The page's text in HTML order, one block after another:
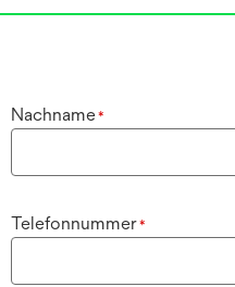
Nachname*
Telefonnummer*